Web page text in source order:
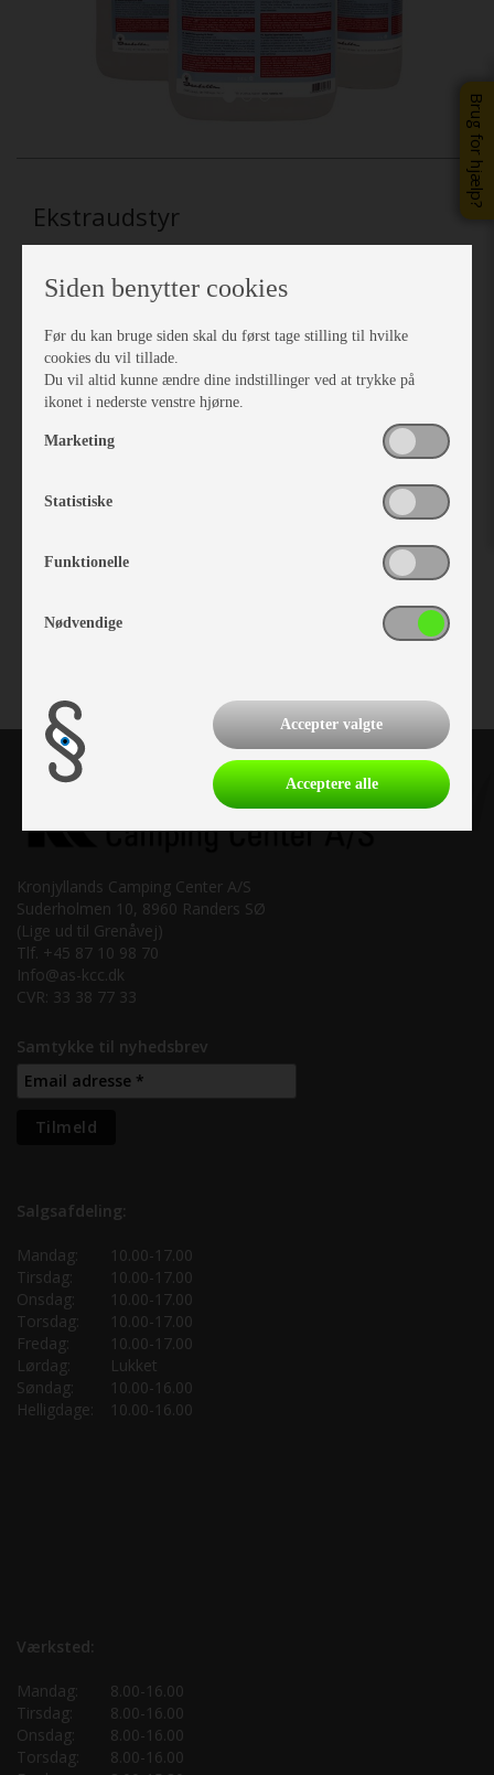
Brug for hjælp?
Ekstraudstyr
Isabella Imprægneringsspray, (1 stk.)
kr 80,-
Kronjyllands Camping Center A/S
Suderholmen 10, 8960 Randers SØ
(Lige ud til Grenåvej)
Tlf. +45 87 10 98 70
Info@as-kcc.dk
CVR: 33 38 77 33
Samtykke til nyhedsbrev
Salgsafdeling:
Mandag:
10.00-17.00
Tirsdag:
10.00-17.00
Onsdag:
10.00-17.00
Torsdag:
10.00-17.00
Fredag:
10.00-17.00
Lørdag:
Lukket
Søndag:
10.00-16.00
Helligdage:
10.00-16.00
Værksted:
Mandag:
8.00-16.00
Tirsdag:
8.00-16.00
Onsdag:
8.00-16.00
Torsdag:
8.00-16.00
Siden benytter cookies
Før du kan bruge siden skal du først tage stilling til hvilke
cookies du vil tillade.
Du vil altid kunne ændre dine indstillinger ved at trykke på
ikonet i nederste venstre hjørne.
Marketing
Statistiske
Funktionelle
Nødvendige
Accepter valgte
Acceptere alle